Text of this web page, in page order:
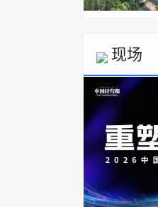
现场